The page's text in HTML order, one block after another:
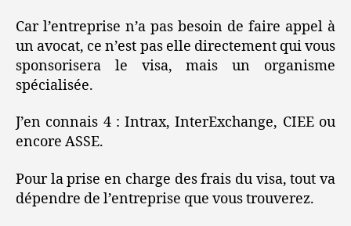
Car l’entreprise n’a pas besoin de faire appel à
un avocat, ce n’est pas elle directement qui vous
sponsorisera le visa, mais un organisme
spécialisée.
J’en connais 4 : Intrax, InterExchange, CIEE ou
encore ASSE.
Pour la prise en charge des frais du visa, tout va
dépendre de l’entreprise que vous trouverez.